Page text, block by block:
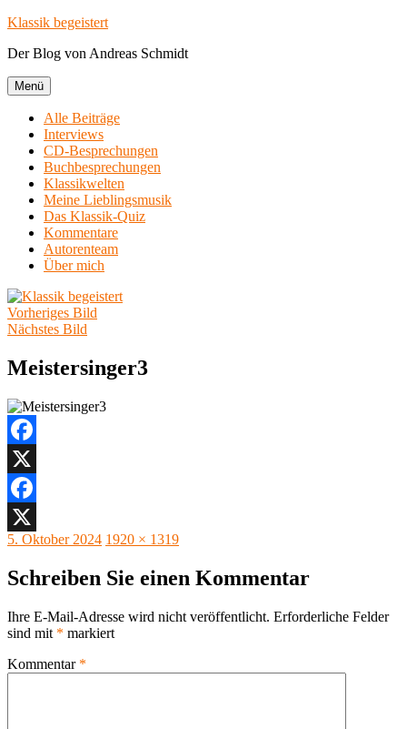
Zum
springen
Klassik begeistert
Der Blog von Andreas Schmidt
Menü
Alle Beiträge
Interviews
CD-Besprechungen
Buchbesprechungen
Klassikwelten
Meine Lieblingsmusik
Das Klassik-Quiz
Kommentare
Autorenteam
Über mich
Vorheriges Bild
Nächstes Bild
Meistersinger3
Facebook
X
Facebook
X
Veröffentlicht
5. Oktober 2024 Originalgröße
1920 × 1319
Schreiben Sie einen Kommentar
Ihre E-Mail-Adresse wird nicht veröffentlicht. Erforderliche Felder
sind mit * markiert
Kommentar *